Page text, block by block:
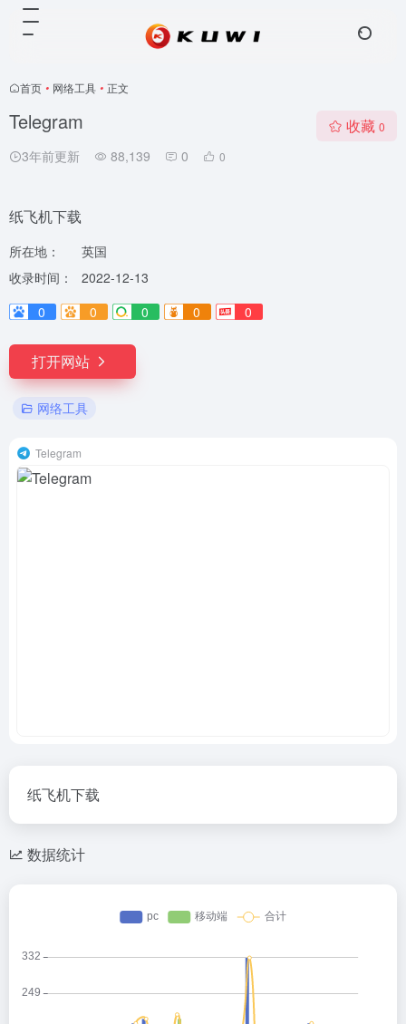
首页 • 网络工具 • 正文
Telegram
3年前更新 88,139 0 0
收藏 0
纸飞机下载
所在地：
英国
收录时间：
2022-12-13
0
0 0 0 0
打开网站
网络工具
Telegram
纸飞机下载
数据统计